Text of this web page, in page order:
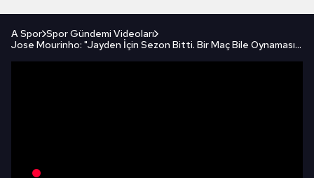
A Spor Spor Gündemi Videoları
Jose Mourinho: "Jayden İçin Sezon Bitti. Bir Maç Bile Oynamasını Beklemiyorum." / A Spor